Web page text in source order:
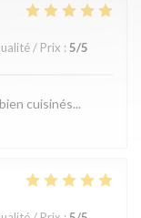
/ Prix :5/5
cuisinés...